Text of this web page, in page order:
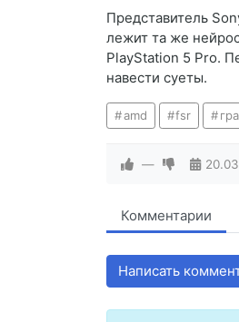
Представитель
лежит та же
PlayStation 5 Pro.
навести суеты.
amd fsr
—
Комментарии
Написать